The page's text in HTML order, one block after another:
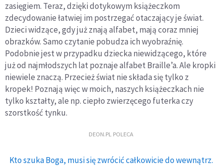
zasięgiem. Teraz, dzięki dotykowym książeczkom
zdecydowanie łatwiej im postrzegać otaczający je świat.
Dzieci widzące, gdy już znają alfabet, mają coraz mniej
obrazków. Samo czytanie pobudza ich wyobraźnię.
Podobnie jest w przypadku dziecka niewidzącego, które
już od najmłodszych lat poznaje alfabet Braille’a. Ale kropki
niewiele znaczą. Przecież świat nie składa się tylko z
kropek! Poznają więc w moich, naszych książeczkach nie
tylko kształty, ale np. ciepło zwierzęcego futerka czy
szorstkość tynku.
DEON.PL POLECA
Kto szuka Boga, musi się zwrócić całkowicie do wewnątrz.